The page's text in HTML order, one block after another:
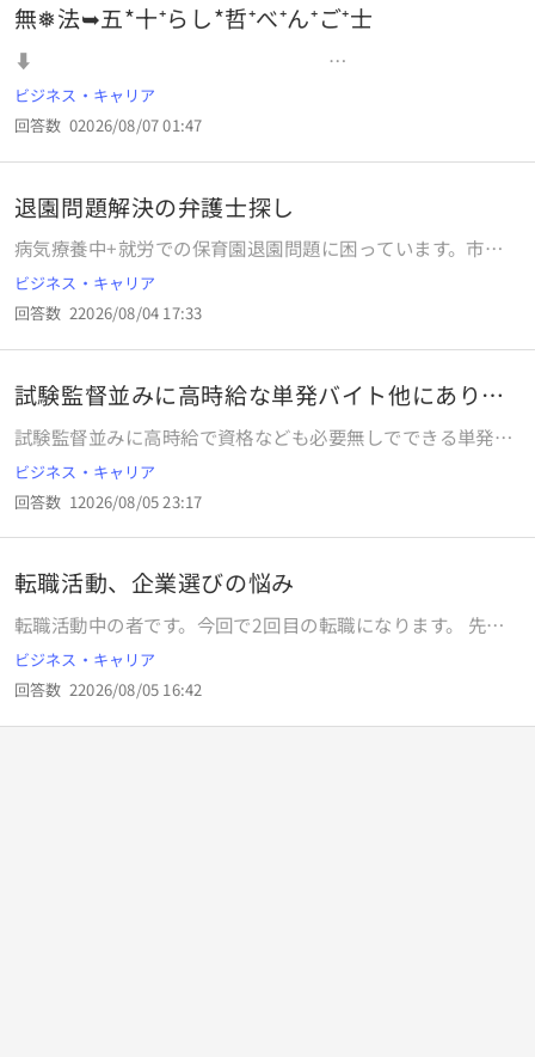
無❅法➥五*十⁺らし*哲⁺べ⁺ん⁺ご⁺士
⬇
ビジネス・キャリア
回答数 02026/08/07 01:47
退園問題解決の弁護士探し
病気療養中+就労での保育園退園問題に困っています。市は
病気療養中で登園不可能な状態を、自動退園で退園させて、
正式な2号認定の権利を保持しているにも関わらず、1号認定
へと権利さえも剥奪して、子供の教育と自立の道を妨げよう
と、退園保留の申請書さえ、受理していただけていない状況
う言うなら仕方ないですね」となだめてくるような弁護士は
避け、「それは行政手続法・社会福祉法上明らかに違法です
ね」と即座に見抜いてくれる優秀な弁護士先生がいらっしゃ
る弁護士事務所をご存知の方、どうかご教示を宜しくお願い
致します。
ビジネス・キャリア
回答数 22026/08/04 17:33
試験監督並みに高時給な単発バイト他にありま
すか？
試験監督並みに高時給で資格なども必要無しでできる単発バ
イト他にありますか？
ビジネス・キャリア
回答数 12026/08/05 23:17
転職活動、企業選びの悩み
転職活動中の者です。今回で2回目の転職になります。 先月
24日に大手企業の期間社員に応募し、履歴書を提出しまし
た。現在は書類選考の結果待ちで、土日を除けば今日で8日
目となります。履歴書送付時の返信メールには、「多くの応
募をいただいているため、結果の連絡にはお時間をいただい
ビジネス・キャリア
回答数 22026/08/05 16:42